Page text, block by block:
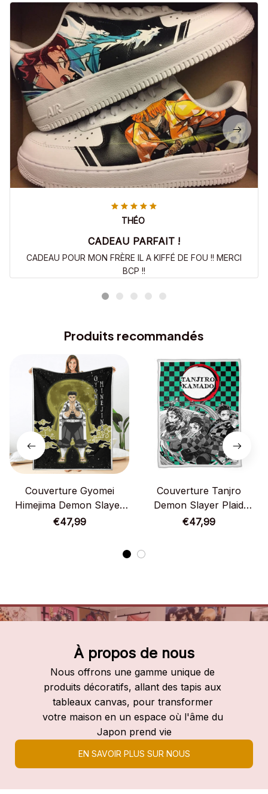
THÉO
CADEAU PARFAIT !
CADEAU POUR MON FRÈRE IL A KIFFÉ DE FOU !! MERCI
BCP !!
Produits recommandés
Couverture Gyomei
Himejima Demon Slayer
Plaid Polaire Plaid Canapé
€47,99
Couverture Tanjro
Demon Slayer Plaid
Polaire Plaid Canapé
€47,99
À propos de nous
Nous offrons une gamme unique de
produits décoratifs, allant des tapis aux
tableaux canvas, pour transformer
votre maison en un espace où l'âme du
Japon prend vie
EN SAVOIR PLUS SUR NOUS